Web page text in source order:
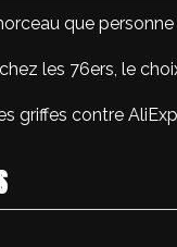
que personne
les 76ers, le
griffes contre